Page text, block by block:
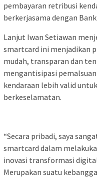
pembayaran retribusi
berkerjasama dengan
Lanjut Iwan Setiawan
smartcard ini menjadikan
mudah, transparan dan
mengantisipasi
kendaraan lebih valid
berkeselamatan.
“Secara pribadi, saya
smartcard dalam
inovasi transformasi
Merupakan suatu